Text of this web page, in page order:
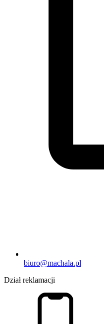
biuro@machala.pl
Dział reklamacji